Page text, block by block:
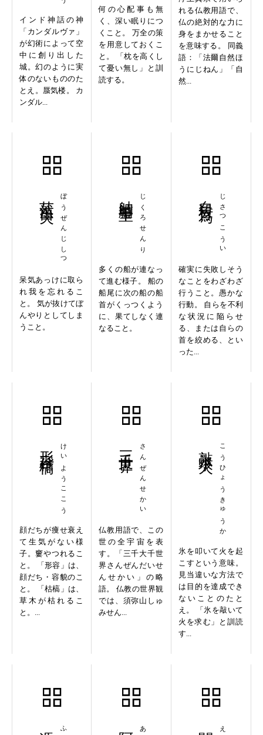
インド神話の神
「カンダルヴァ」
が幻術によって空
中に創り出した
城。幻のように実
体のないもののた
とえ。蜃気楼。 カ
ンダル...
何の心配事も無
く、深い眠りにつ
くこと。 万全の策
を用意しておくこ
と。 「枕を高くし
て憂い無し」と訓
読する。
れる仏教用語で、
仏の絶対的な力に
身をまかせること
を意味する。 同義
語：「法爾自然ほ
うにじねん」「自
然...
ぼうぜんじしつ
呆気あっけに取ら
れ我を忘れるこ
と。 気が抜けてぼ
んやりとしてしま
うこと。
じくろせんり
多くの船が連なっ
て進む様子。 船の
船尾に次の船の船
首がくっつくよう
に、果てしなく連
なること。
じさつこうい
確実に失敗しそう
なことをわざわざ
行うこと。愚かな
行動。 自らを不利
な状況に陥らせ
る、または自らの
首を絞める、とい
った...
けいようここう
顔だちが痩せ衰え
て生気がない様
子。窶やつれるこ
と。 「形容」は、
顔だち・容貌のこ
と。 「枯槁」は、
草木が枯れるこ
と。...
さんぜんせかい
仏教用語で、この
世の全宇宙を表
す。「三千大千世
界さんぜんだいせ
んせかい」の略
語。 仏教の世界観
では、須弥山しゅ
みせん...
こうひょうきゅうか
氷を叩いて火を起
こすという意味。
見当違いな方法で
は目的を達成でき
ないことのたと
え。 「氷を敲いて
火を求む」と訓読
す...